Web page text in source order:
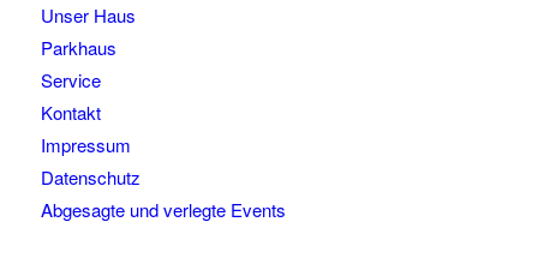
Unser Haus
Parkhaus
Service
Kontakt
Impressum
Datenschutz
Abgesagte und verlegte Events